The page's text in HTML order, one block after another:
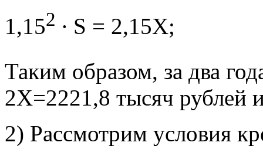
1,152 ∙ S = 2,15X;
Таким образом, за два
2Х=2221,8 тысяч рублей
2) Рассмотрим условия